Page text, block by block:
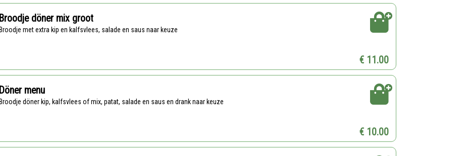
Broodje döner mix groot
Broodje met extra kip en kalfsvlees, salade en saus naar keuze
€ 11.00
Döner menu
Broodje döner kip, kalfsvlees of mix, patat, salade en saus en drank naar keuze
€ 10.00